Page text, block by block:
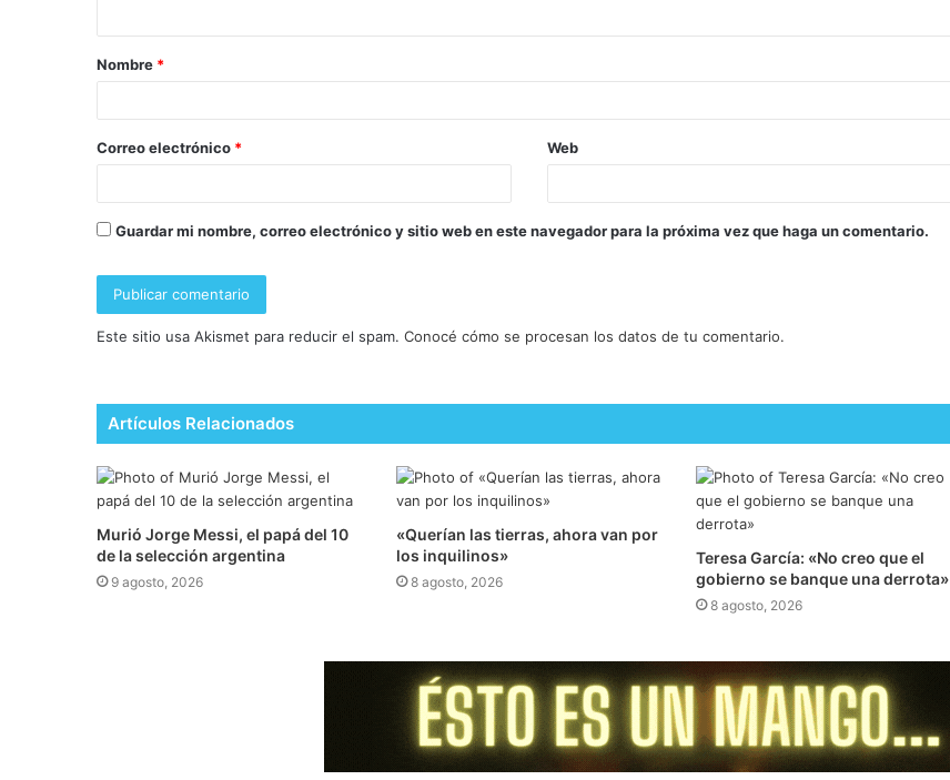
Nombre *
Correo electrónico * Web
Guardar mi nombre, correo electrónico y sitio web en este navegador para la próxima vez que haga un comentario.
Este sitio usa Akismet para reducir el spam. Conocé cómo se procesan los datos de tu comentario.
Artículos Relacionados
Murió Jorge Messi, el papá del 10
de la selección argentina
9 agosto, 2026
​«Querían las tierras, ahora van por
los inquilinos»
8 agosto, 2026
​Teresa García: «No creo que el
gobierno se banque una derrota»
8 agosto, 2026